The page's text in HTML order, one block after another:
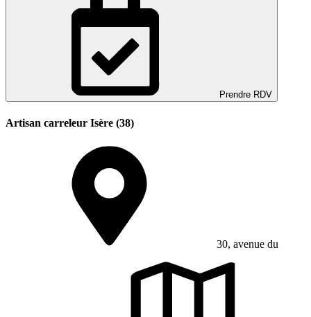
Prendre RDV
Artisan carreleur Isère (38)
30, avenue du